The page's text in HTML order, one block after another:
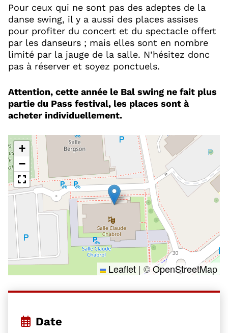
Pour ceux qui ne sont pas des adeptes de la
danse swing, il y a aussi des places assises
pour profiter du concert et du spectacle offert
par les danseurs ; mais elles sont en nombre
limité par la jauge de la salle. N’hésitez donc
pas à réserver et soyez ponctuels.
Attention, cette année le Bal swing ne fait plus
partie du Pass festival, les places sont à
acheter individuellement.
+
−
Leaflet | ©OpenStreetMap
Date